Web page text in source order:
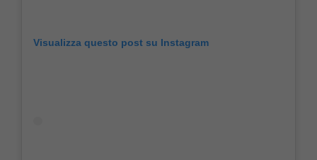
Visualizza questo post su Instagram